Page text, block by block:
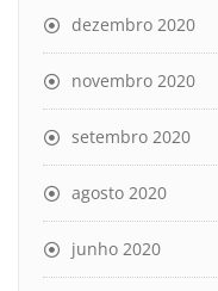
dezembro 2020
novembro 2020
setembro 2020
agosto 2020
junho 2020